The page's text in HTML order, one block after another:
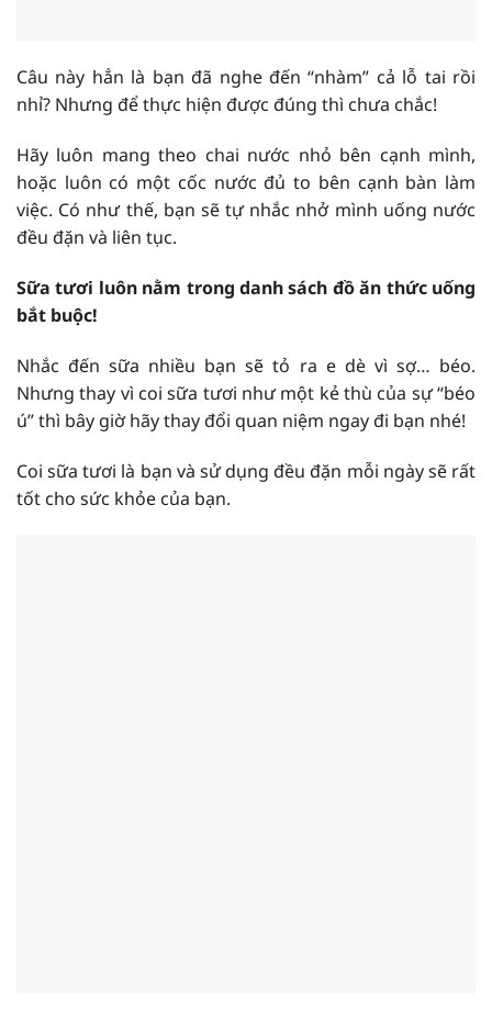
Câu này hẳn là bạn đã nghe đến “nhàm” cả lỗ tai rồi
nhỉ? Nhưng để thực hiện được đúng thì chưa chắc!
Hãy luôn mang theo chai nước nhỏ bên cạnh mình,
hoặc luôn có một cốc nước đủ to bên cạnh bàn làm
việc. Có như thế, bạn sẽ tự nhắc nhở mình uống nước
đều đặn và liên tục.
Sữa tươi luôn nằm trong danh sách đồ ăn thức uống
bắt buộc!
Nhắc đến sữa nhiều bạn sẽ tỏ ra e dè vì sợ… béo.
Nhưng thay vì coi sữa tươi như một kẻ thù của sự “béo
ú” thì bây giờ hãy thay đổi quan niệm ngay đi bạn nhé!
Coi sữa tươi là bạn và sử dụng đều đặn mỗi ngày sẽ rất
tốt cho sức khỏe của bạn.